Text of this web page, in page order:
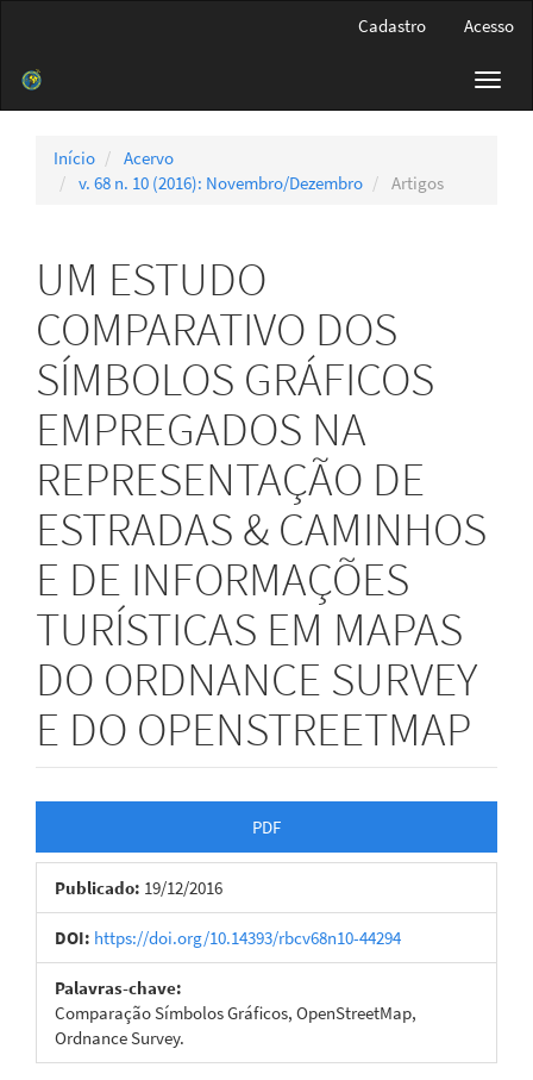
Barra
Cadastro Acesso
Início
Acervo
v. 68 n. 10 (2016): Novembro/Dezembro
Artigos
UM ESTUDO
COMPARATIVO DOS
SÍMBOLOS GRÁFICOS
EMPREGADOS NA
REPRESENTAÇÃO DE
ESTRADAS & CAMINHOS
E DE INFORMAÇÕES
TURÍSTICAS EM MAPAS
DO ORDNANCE SURVEY
E DO OPENSTREETMAP
lateral
de
artigos
PDF
Publicado: 19/12/2016
DOI: https://doi.org/10.14393/rbcv68n10-44294
Palavras-chave:
Comparação Símbolos Gráﬁcos, OpenStreetMap,
Ordnance Survey.